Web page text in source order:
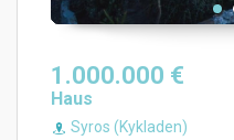
1.000.000 €
Haus
Syros (Kykladen)